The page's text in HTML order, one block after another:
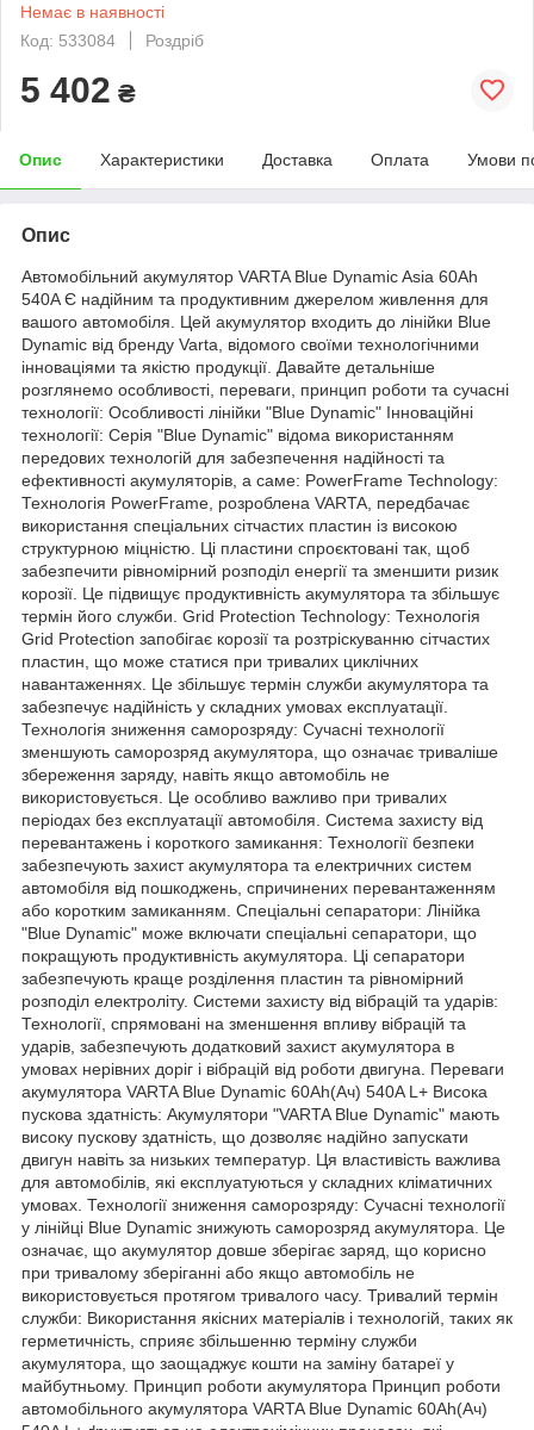
Немає в наявності
Код: 533084
Роздріб
5 402 ₴
Опис Характеристики Доставка Оплата Умови
Опис
Автомобільний акумулятор VARTA Blue Dynamic Asia 60Ah
540A Є надійним та продуктивним джерелом живлення для
вашого автомобіля. Цей акумулятор входить до лінійки Blue
Dynamic від бренду Varta, відомого своїми технологічними
інноваціями та якістю продукції. Давайте детальніше
розглянемо особливості, переваги, принцип роботи та сучасні
технології: Особливості лінійки "Blue Dynamic" Інноваційні
технології: Серія "Blue Dynamic" відома використанням
передових технологій для забезпечення надійності та
ефективності акумуляторів, а саме: PowerFrame Technology:
Технологія PowerFrame, розроблена VARTA, передбачає
використання спеціальних сітчастих пластин із високою
структурною міцністю. Ці пластини спроєктовані так, щоб
забезпечити рівномірний розподіл енергії та зменшити ризик
корозії. Це підвищує продуктивність акумулятора та збільшує
термін його служби. Grid Protection Technology: Технологія
Grid Protection запобігає корозії та розтріскуванню сітчастих
пластин, що може статися при тривалих циклічних
навантаженнях. Це збільшує термін служби акумулятора та
забезпечує надійність у складних умовах експлуатації.
Технологія зниження саморозряду: Сучасні технології
зменшують саморозряд акумулятора, що означає триваліше
збереження заряду, навіть якщо автомобіль не
використовується. Це особливо важливо при тривалих
періодах без експлуатації автомобіля. Система захисту від
перевантажень і короткого замикання: Технології безпеки
забезпечують захист акумулятора та електричних систем
автомобіля від пошкоджень, спричинених перевантаженням
або коротким замиканням. Спеціальні сепаратори: Лінійка
"Blue Dynamic" може включати спеціальні сепаратори, що
покращують продуктивність акумулятора. Ці сепаратори
забезпечують краще розділення пластин та рівномірний
розподіл електроліту. Системи захисту від вібрацій та ударів:
Технології, спрямовані на зменшення впливу вібрацій та
ударів, забезпечують додатковий захист акумулятора в
умовах нерівних доріг і вібрацій від роботи двигуна. Переваги
акумулятора VARTA Blue Dynamic 60Ah(Ач) 540A L+ Висока
пускова здатність: Акумулятори "VARTA Blue Dynamic" мають
високу пускову здатність, що дозволяє надійно запускати
двигун навіть за низьких температур. Ця властивість важлива
для автомобілів, які експлуатуються у складних кліматичних
умовах. Технології зниження саморозряду: Сучасні технології
у лінійці Blue Dynamic знижують саморозряд акумулятора. Це
означає, що акумулятор довше зберігає заряд, що корисно
при тривалому зберіганні або якщо автомобіль не
використовується протягом тривалого часу. Тривалий термін
служби: Використання якісних матеріалів і технологій, таких як
герметичність, сприяє збільшенню терміну служби
акумулятора, що заощаджує кошти на заміну батареї у
майбутньому. Принцип роботи акумулятора Принцип роботи
автомобільного акумулятора VARTA Blue Dynamic 60Ah(Ач)